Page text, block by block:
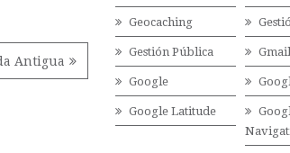
Antigua
Geocaching
Gestión Pública Gmail
Google
Google Latitude